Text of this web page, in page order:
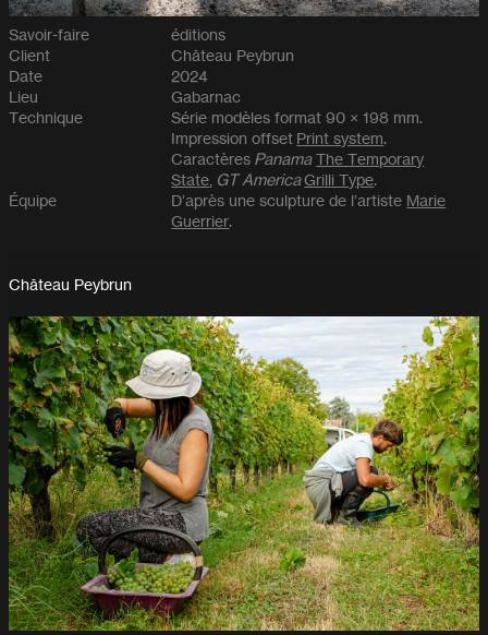
Savoir-faire
éditions
Client
Château Peybrun
Date
2024
Lieu
Gabarnac
Technique
Série modèles format 90 × 198 mm.
Impression offset Print system.
Caractères PanamaThe Temporary
State, GT AmericaGrilli Type.
Équipe
D’après une sculpture de l’artiste Marie
Guerrier.
Château Peybrun